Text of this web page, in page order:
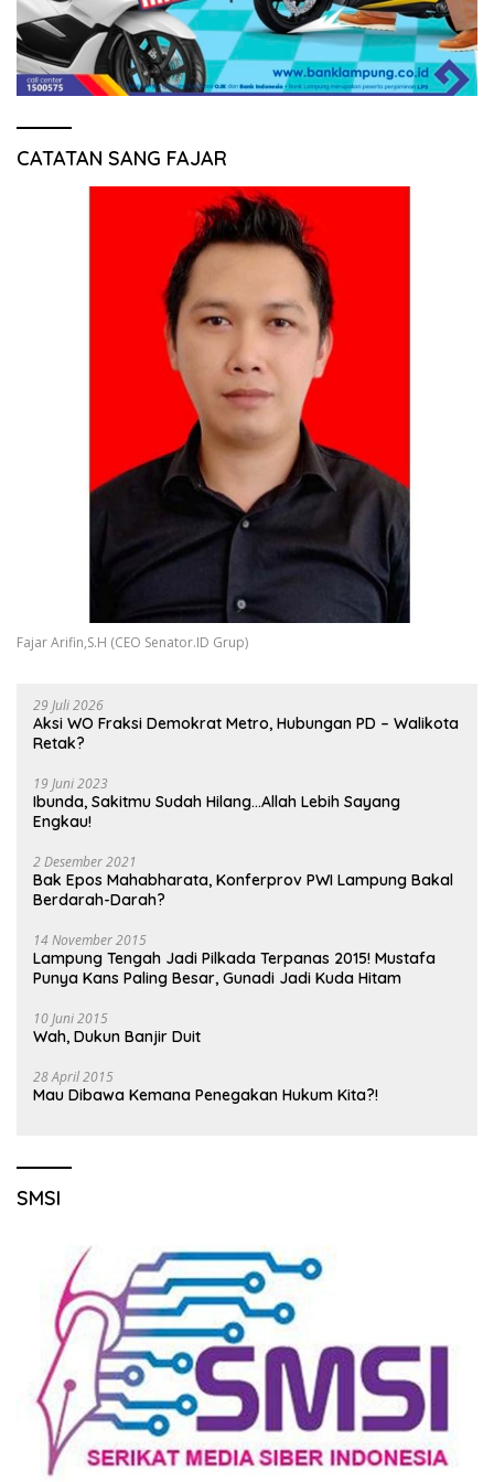
CATATAN SANG FAJAR
Fajar Arifin,S.H (CEO Senator.ID Grup)
29 Juli 2026
Aksi WO Fraksi Demokrat Metro, Hubungan PD – Walikota
Retak?
19 Juni 2023
Ibunda, Sakitmu Sudah Hilang…Allah Lebih Sayang
Engkau!
2 Desember 2021
Bak Epos Mahabharata, Konferprov PWI Lampung Bakal
Berdarah-Darah?
14 November 2015
Lampung Tengah Jadi Pilkada Terpanas 2015! Mustafa
Punya Kans Paling Besar, Gunadi Jadi Kuda Hitam
10 Juni 2015
Wah, Dukun Banjir Duit
28 April 2015
Mau Dibawa Kemana Penegakan Hukum Kita?!
SMSI